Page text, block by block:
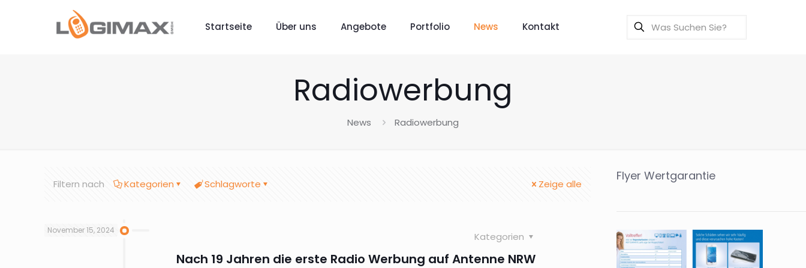
Startseite Über uns Angebote Portfolio News Kontakt
Radiowerbung
News Radiowerbung
Filtern nach Kategorien Schlagworte Zeige alle
November 15, 2024
Kategorien
Nach 19 Jahren die erste Radio Werbung auf Antenne NRW
Flyer Wertgarantie